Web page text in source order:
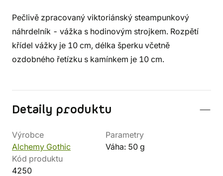
Pečlivě zpracovaný viktoriánský steampunkový
náhrdelník - vážka s hodinovým strojkem. Rozpětí
křídel vážky je 10 cm, délka šperku včetně
ozdobného řetízku s kamínkem je 10 cm.
Detaily produktu
Výrobce
Alchemy Gothic
Parametry
Váha: 50 g
Kód produktu
4250